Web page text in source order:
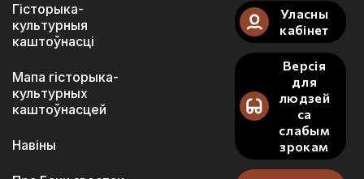
Гісторыка-
культурныя
каштоўнасці
Мапа гісторыка-
культурных
каштоўнасцей
Навіны
Уласны
кабінет
Версія
для
людзей
са
слабым
зрокам